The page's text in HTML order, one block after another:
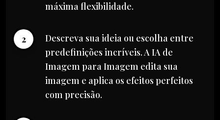
máxima flexibilidade.
2
Descreva sua ideia ou escolha entre
predefinições incríveis. A IA de
Imagem para Imagem edita sua
imagem e aplica os efeitos perfeitos
com precisão.